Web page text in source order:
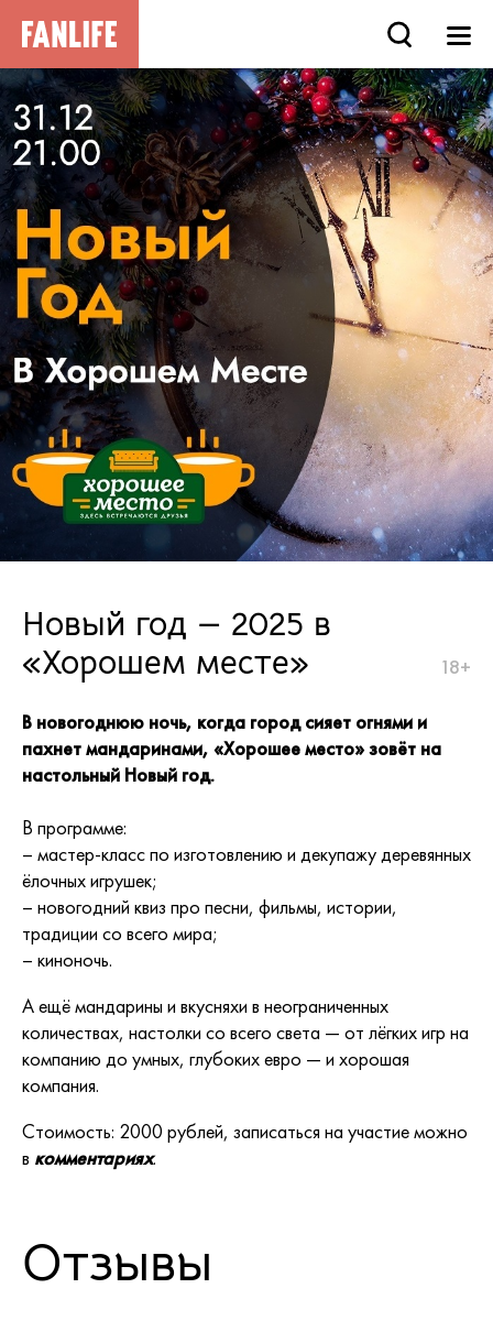
Новый год — 2025 в
«Хорошем месте»
18+
В новогоднюю ночь, когда город сияет огнями и
пахнет мандаринами, «Хорошее место» зовёт на
настольный Новый год.
В программе:
– мастер-класс по изготовлению и декупажу деревянных
ёлочных игрушек;
– новогодний квиз про песни, фильмы, истории,
традиции со всего мира;
– киноночь.
А ещё мандарины и вкусняхи в неограниченных
количествах, настолки со всего света — от лёгких игр на
компанию до умных, глубоких евро — и хорошая
компания.
Стоимость: 2000 рублей, записаться на участие можно
в комментариях.
Отзывы